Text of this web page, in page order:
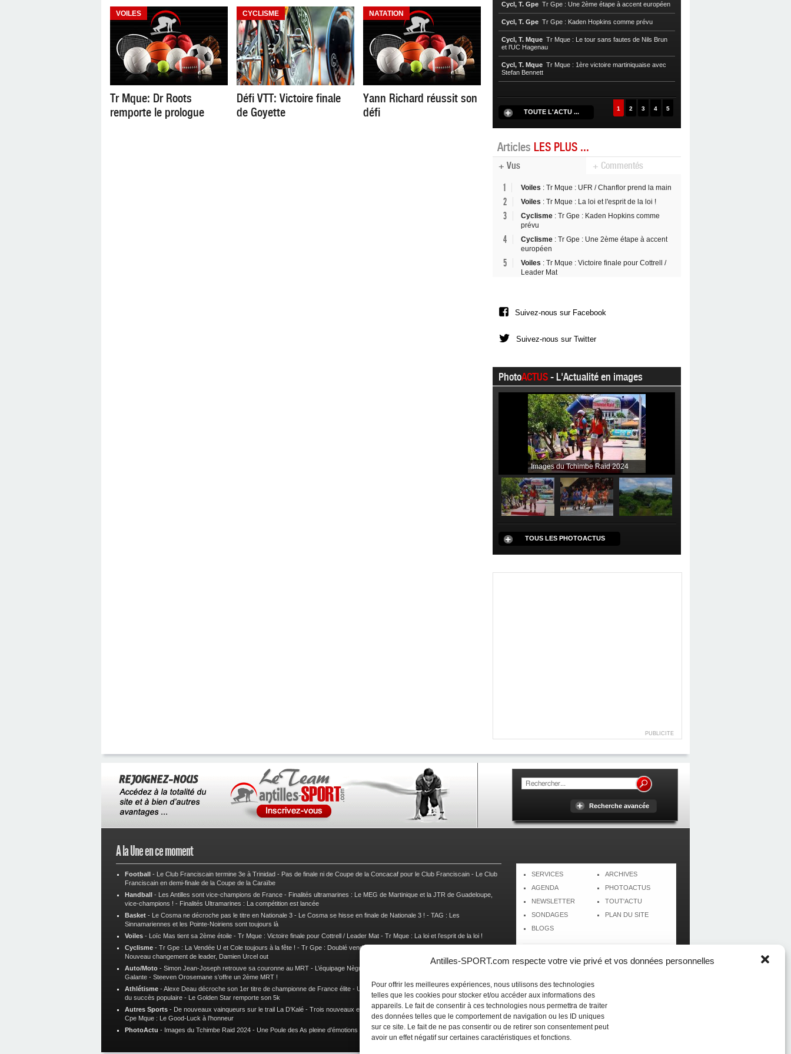
Antilles-SPORT.com respecte votre vie privé et vos données personnelles
Pour offrir les meilleures expériences, nous utilisons des technologies
telles que les cookies pour stocker et/ou accéder aux informations des
appareils. Le fait de consentir à ces technologies nous permettra de traiter
des données telles que le comportement de navigation ou les ID uniques
sur ce site. Le fait de ne pas consentir ou de retirer son consentement peut
avoir un effet négatif sur certaines caractéristiques et fonctions.
VOILES
Tr Mque: Dr Roots
remporte le prologue
CYCLISME
Défi VTT: Victoire finale
de Goyette
NATATION
Yann Richard réussit son
défi
Cycl, T. Gpe Tr Gpe : Une 2ème étape à accent européen
Cycl, T. Gpe Tr Gpe : Kaden Hopkins comme prévu
Cycl, T. Mque Tr Mque : Le tour sans fautes de Nils Brun
et l’UC Hagenau
Cycl, T. Mque Tr Mque : 1ère victoire martiniquaise avec
Stefan Bennett
TOUTE L'ACTU ... 1 2 3 4 5
Articles LES PLUS ...
+ Vus + Commentés
1 Voiles : Tr Mque : UFR / Chanflor prend la main
2 Voiles : Tr Mque : La loi et l'esprit de la loi !
3 Cyclisme : Tr Gpe : Kaden Hopkins comme
prévu
4 Cyclisme : Tr Gpe : Une 2ème étape à accent
européen
5 Voiles : Tr Mque : Victoire finale pour Cottrell /
Leader Mat
Suivez-nous sur Facebook
Suivez-nous sur Twitter
PhotoACTUS- L'Actualité en images
Images du Tchimbe Raid 2024
TOUS LES PHOTOACTUS
PUBLICITE
Recherche avancée
A la Une en ce moment
Football - Le Club Franciscain termine 3e à Trinidad - Pas de finale ni de Coupe de la Concacaf pour le Club Franciscain - Le Club
Franciscain en demi-finale de la Coupe de la Caraïbe
Handball - Les Antilles sont vice-champions de France - Finalités ultramarines : Le MEG de Martinique et la JTR de Guadeloupe,
vice-champions ! - Finalités Ultramarines : La compétition est lancée
Basket - Le Cosma ne décroche pas le titre en Nationale 3 - Le Cosma se hisse en finale de Nationale 3 ! - TAG : Les
Sinnamariennes et les Pointe-Noiriens sont toujours là
Voiles - Loïc Mas tient sa 2ème étoile - Tr Mque : Victoire finale pour Cottrell / Leader Mat - Tr Mque : La loi et l’esprit de la loi !
Cyclisme - Tr Gpe : La Vendée U et Cole toujours à la fête ! - Tr Gpe : Doublé vendéen sur l’étape des Mamelles
Nouveau changement de leader, Damien Urcel out
Auto/Moto - Simon Jean-Joseph retrouve sa couronne au MRT - L’équipage Nègre – Gérard remporte le 9e rallye du Pays Marie-
Galante - Steeven Orosemane s’offre un 2ème MRT !
Athlétisme -Alexe Deau décroche son 1er titre de championne de France élite - Un semi marathon sous le signe de la chaleur et
du succès populaire - Le Golden Star remporte son 5k
Autres Sports - De nouveaux vainqueurs sur le trail La D’Kalé - Trois nouveaux et un habitué au palmarès du Trail des Trésors-
Cpe Mque : Le Good-Luck à l’honneur
PhotoActu - Images du Tchimbe Raid 2024 - Une Poule des As pleine d’émotions ! Images de la Woulib 113 X-Trem
SERVICES
AGENDA
NEWSLETTER
SONDAGES
BLOGS
ARCHIVES
PHOTOACTUS
TOUT'ACTU
PLAN DU SITE